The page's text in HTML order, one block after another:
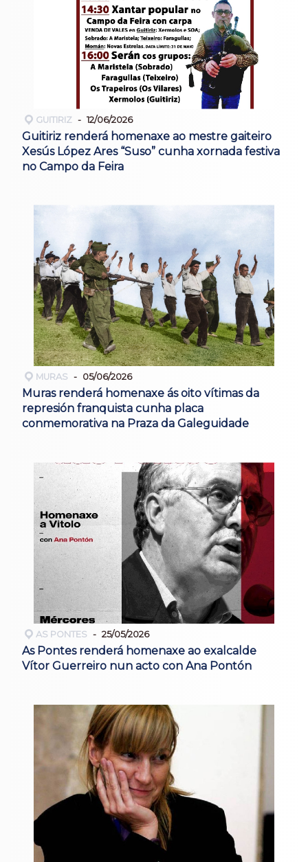
GUITIRIZ 12/06/2026
Guitiriz renderá homenaxe ao mestre gaiteiro
Xesús López Ares “Suso” cunha xornada festiva
no Campo da Feira
MURAS 05/06/2026
Muras renderá homenaxe ás oito vítimas da
represión franquista cunha placa
conmemorativa na Praza da Galeguidade
AS PONTES 25/05/2026
As Pontes renderá homenaxe ao exalcalde
Vítor Guerreiro nun acto con Ana Pontón